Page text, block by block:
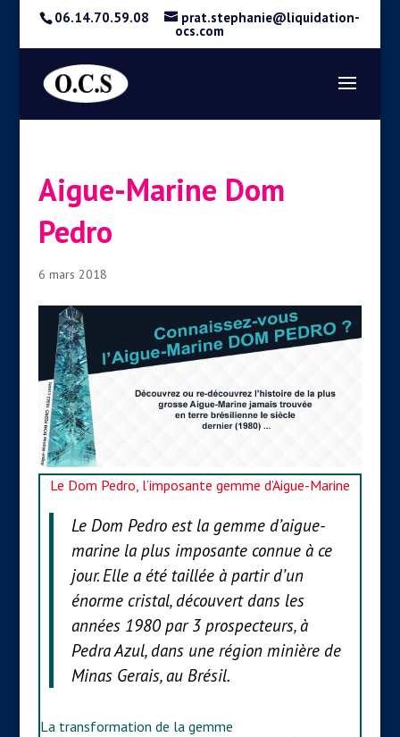
06.14.70.59.08 prat.stephanie@liquidation-
ocs.com
Aigue-Marine Dom
Pedro
6 mars 2018
Le Dom Pedro, l’imposante gemme d’Aigue-Marine
Le Dom Pedro est la gemme d’aigue-
marine la plus imposante connue à ce
jour. Elle a été taillée à partir d’un
énorme cristal, découvert dans les
années 1980 par 3 prospecteurs, à
Pedra Azul, dans une région minière de
Minas Gerais, au Brésil.
La transformation de la gemme